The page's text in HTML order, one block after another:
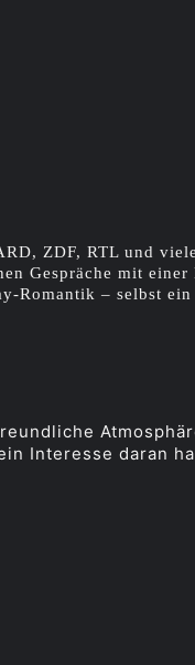
ZDF, RTL und
Gespräche mit
Romantik – selbst
Interesse daran